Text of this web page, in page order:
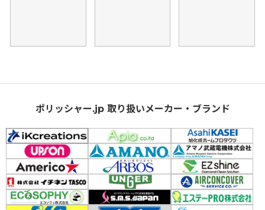
ポリッシャー.jp 取り扱いメーカー・ブランド